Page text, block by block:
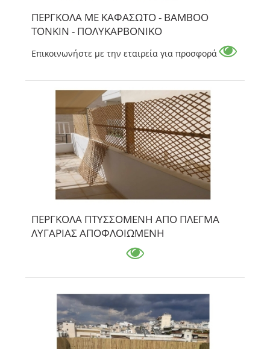
ΠΕΡΓΚΟΛΑ ΜΕ ΚΑΦΑΣΩΤΟ - ΒΑΜΒΟΟ
ΤΟΝΚΙΝ - ΠΟΛΥΚΑΡΒΟΝΙΚΟ
Επικοινωνήστε με την εταιρεία για προσφορά
ΠΕΡΓΚΟΛΑ ΠΤΥΣΣΟΜΕΝΗ ΑΠΟ ΠΛΕΓΜΑ
ΛΥΓΑΡΙΑΣ ΑΠΟΦΛΟΙΩΜΕΝΗ